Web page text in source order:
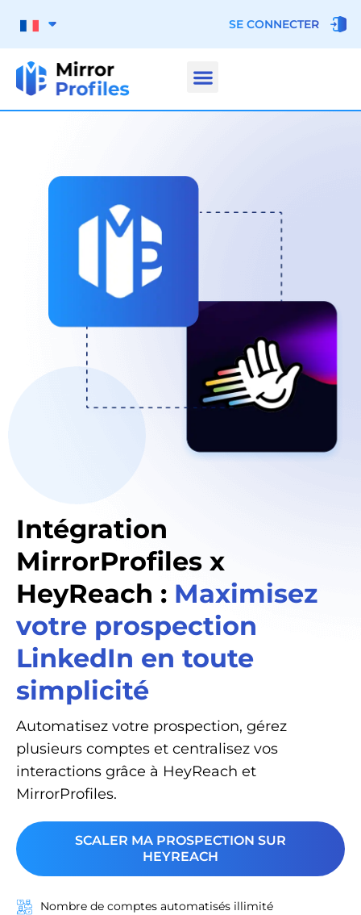
SE CONNECTER
Intégration
MirrorProfiles x
HeyReach : Maximisez
votre prospection
LinkedIn en toute
simplicité
Automatisez votre prospection, gérez
plusieurs comptes et centralisez vos
interactions grâce à HeyReach et
MirrorProfiles.
SCALER MA PROSPECTION SUR
HEYREACH
Nombre de comptes automatisés illimité